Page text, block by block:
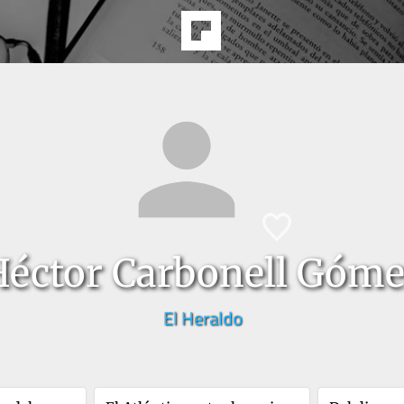
Carbonell
El Heraldo